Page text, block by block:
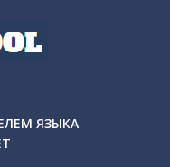
ЯЗЫКА